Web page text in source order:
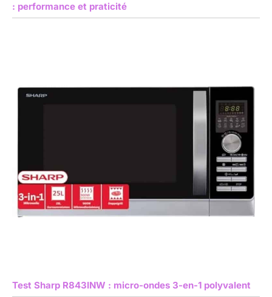
: performance et praticité
Test Sharp R843INW : micro-ondes 3-en-1 polyvalent